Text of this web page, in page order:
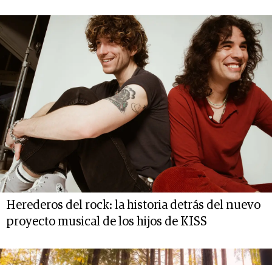
Herederos del rock: la historia detrás del nuevo
proyecto musical de los hijos de KISS